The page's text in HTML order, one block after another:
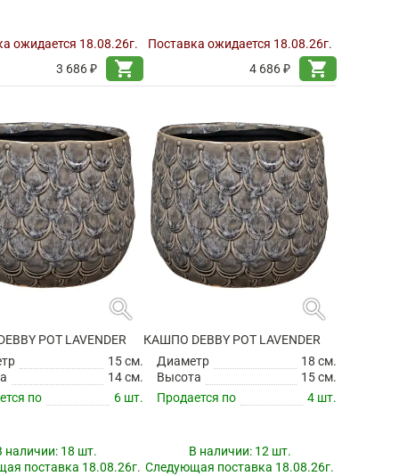
ожидается 18.08.26г.
3 686 ₽
shopping_cart
Поставка ожидается 18.08.26г.
4 686 ₽
shopping_cart
search
POT LAVENDER
15 см.
14 см.
по
6 шт.
наличии: 18 шт.
поставка 18.08.26г.
search
КАШПО DEBBY POT LAVENDER
Диаметр
18 см.
Высота
15 см.
Продается по
4 шт.
В наличии: 12 шт.
Следующая поставка 18.08.26г.